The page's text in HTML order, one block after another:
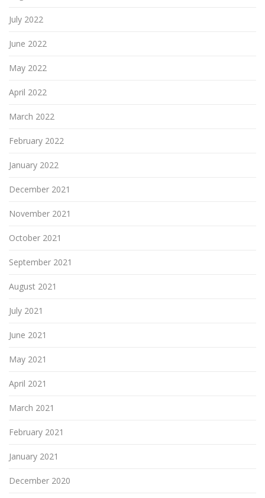
July 2022
June 2022
May 2022
April 2022
March 2022
February 2022
January 2022
December 2021
November 2021
October 2021
September 2021
August 2021
July 2021
June 2021
May 2021
April 2021
March 2021
February 2021
January 2021
December 2020